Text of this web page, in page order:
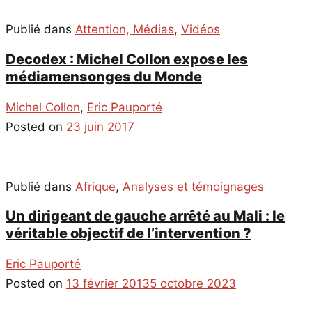
Publié dans Attention, Médias, Vidéos
Decodex : Michel Collon expose les
médiamensonges du Monde
Michel Collon, Eric Pauporté
Posted on 23 juin 2017
Publié dans Afrique, Analyses et témoignages
Un dirigeant de gauche arrêté au Mali : le
véritable objectif de l’intervention ?
Eric Pauporté
Posted on 13 février 20135 octobre 2023